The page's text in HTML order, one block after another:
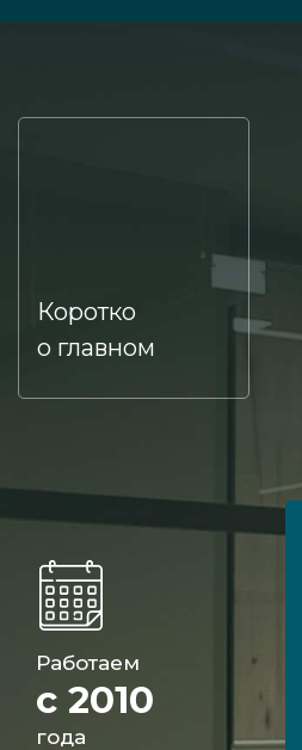
Коротко
о главном
Работаем
с 2010
года